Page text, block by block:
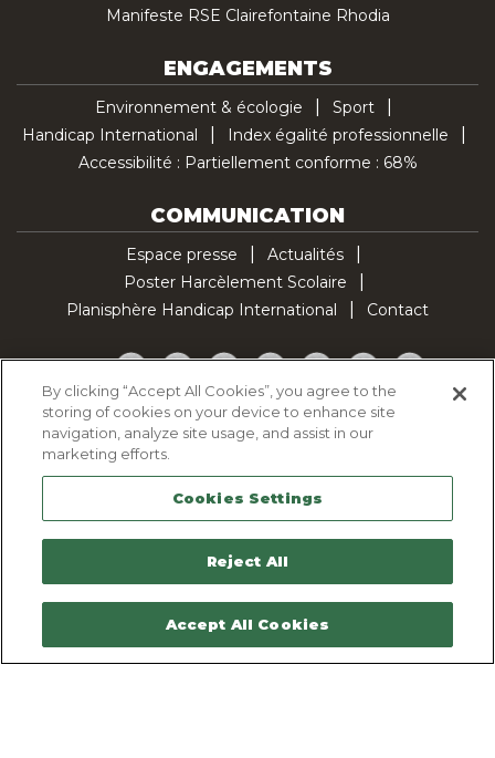
Manifeste RSE Clairefontaine Rhodia
ENGAGEMENTS
Environnement & écologie
Sport
Handicap International
Index égalité professionnelle
Accessibilité : Partiellement conforme : 68%
COMMUNICATION
Espace presse
Actualités
Poster Harcèlement Scolaire
Planisphère Handicap International
Contact
Facebook
TwitterYouTubePinterestInstagramLinkedInTikTok
Politique d'utilisation des cookies
Politique de confidentialité
Mentions légales
Plan du site
Contactez-nous
By clicking “Accept All Cookies”, you agree to the
storing of cookies on your device to enhance site
navigation, analyze site usage, and assist in our
marketing efforts.
Cookies Settings
Reject All
Accept All Cookies